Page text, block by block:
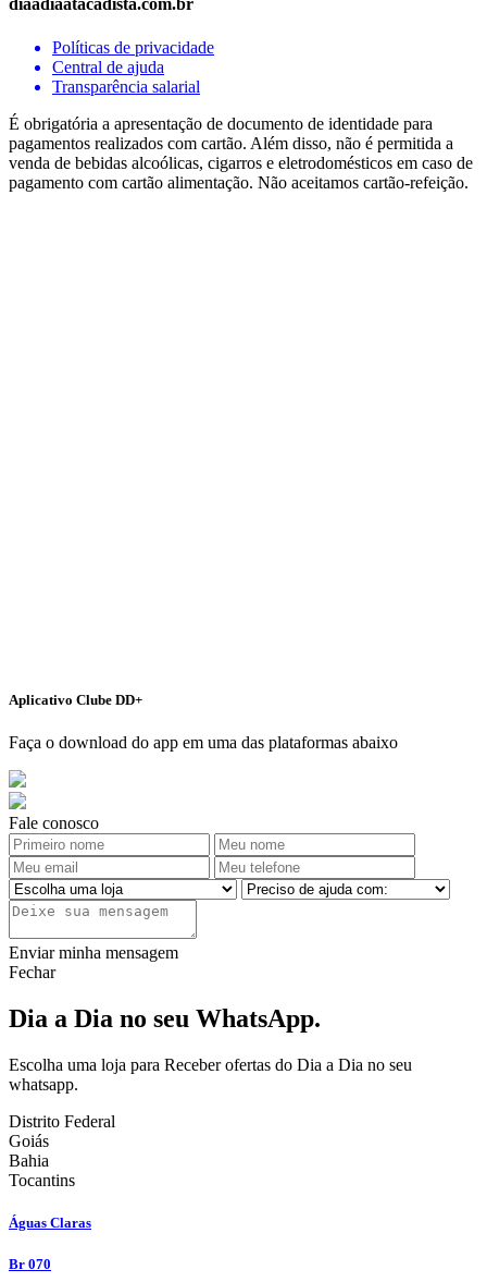
diaadiaatacadista.com.br
Políticas de privacidade
Central de ajuda
Transparência salarial
É obrigatória a apresentação de documento de identidade para
pagamentos realizados com cartão. Além disso, não é permitida a
venda de bebidas alcoólicas, cigarros e eletrodomésticos em caso de
pagamento com cartão alimentação. Não aceitamos cartão-refeição.
Aplicativo Clube DD+
Faça o download do app em uma das plataformas abaixo
Fale conosco
Enviar minha mensagem
Fechar
Dia a Dia no seu WhatsApp.
Escolha uma loja para Receber ofertas do Dia a Dia no seu
whatsapp.
Distrito Federal
Goiás
Bahia
Tocantins
Águas Claras
Br 070